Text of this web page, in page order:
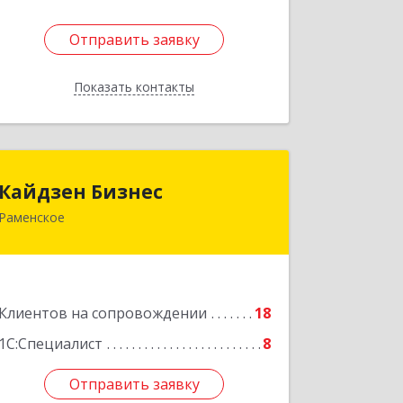
Отправить заявку
Показать контакты
Отправить заявку
Назад
Кайдзен Бизнес
Раменское
Клиентов на сопровождении
18
1С:Специалист
8
Отправить заявку
140165, Московская обл, Раменское г,
Подробнее
Отправить заявку